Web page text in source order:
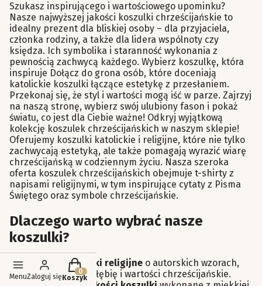
Szukasz inspirującego i wartościowego upominku?
Nasze najwyższej jakości koszulki chrześcijańskie to
idealny prezent dla bliskiej osoby – dla przyjaciela,
członka rodziny, a także dla lidera wspólnoty czy
księdza. Ich symbolika i staranność wykonania z
pewnością zachwycą każdego. Wybierz koszulkę, która
inspiruje Dołącz do grona osób, które doceniają
katolickie koszulki łączące estetykę z przesłaniem.
Przekonaj się, że styl i wartości mogą iść w parze. Zajrzyj
na naszą stronę, wybierz swój ulubiony fason i pokaż
światu, co jest dla Ciebie ważne! Odkryj wyjątkową
kolekcję koszulek chrześcijańskich w naszym sklepie!
Oferujemy koszulki katolickie i religijne, które nie tylko
zachwycają estetyką, ale także pomagają wyrazić wiarę
chrześcijańską w codziennym życiu. Nasza szeroka
oferta koszulek chrześcijańskich obejmuje t-shirty z
napisami religijnymi, w tym inspirujące cytaty z Pisma
Świętego oraz symbole chrześcijańskie.
Dlaczego warto wybrać nasze
koszulki?
Piękne koszulki religijne o autorskich wzorach,
które oddają głębię i wartości chrześcijańskie.
MenuZaloguj się
Produkty w koszyku: 0. Zobacz szczegóły
Koszyk